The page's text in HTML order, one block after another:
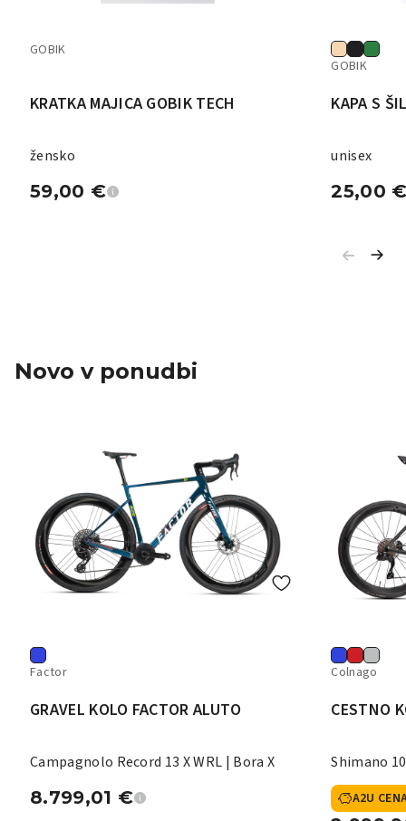
GOBIK
KRATKA MAJICA GOBIK TECH
žensko
59,00 €
GOBIK
KAPA S
unisex
25,00
Novo v ponudbi
Factor
GRAVEL KOLO FACTOR ALUTO
Campagnolo Record 13 X WRL | Bora X
8.799,01 €
Colnago
CESTNO
Shimano
A2U